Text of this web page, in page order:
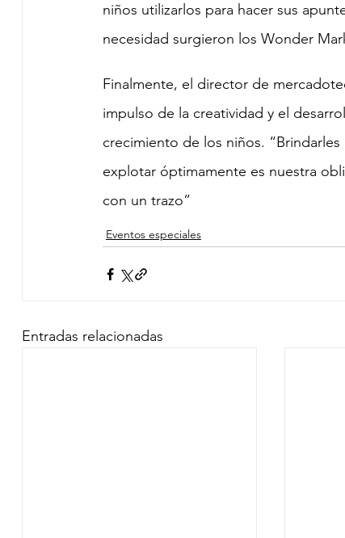
niños utilizarlos para hacer sus
necesidad surgieron los Wonder
Finalmente, el director de
impulso de la creatividad y el
crecimiento de los niños.
explotar óptimamente es nuestra
con un trazo”
Eventos especiales
Entradas relacionadas